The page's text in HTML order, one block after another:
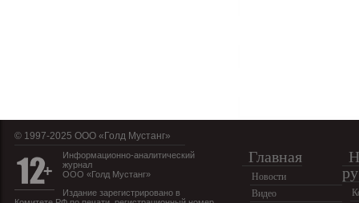
© 1997-2025 OOO «Голд Мустанг»
Информационно-аналитический
журнал
ООО «Голд Мустанг»
Издание зарегистрировано в
Главная
Новости
Видео